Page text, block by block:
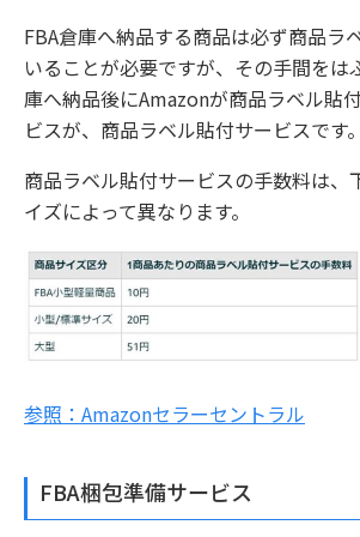
FBA倉庫へ納品する商品は必ず商品ラ
いることが必要ですが、その手間をは
庫へ納品後にAmazonが商品ラベル貼
ビスが、商品ラベル貼付サービスです。
商品ラベル貼付サービスの手数料は、
イズによって異なります。
参照：Amazonセラーセントラル
FBA梱包準備サービス